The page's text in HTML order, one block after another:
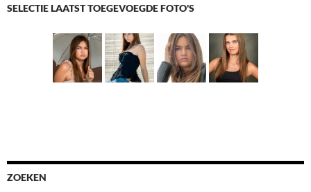
SELECTIE LAATST TOEGEVOEGDE FOTO'S
ZOEKEN